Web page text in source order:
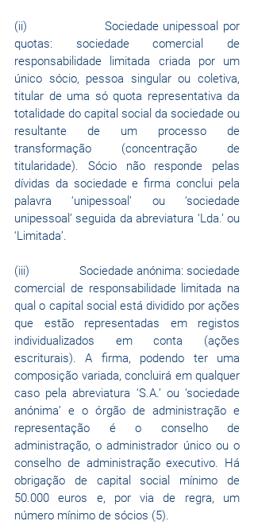
(ii)                 Sociedade unipessoal por
quotas: sociedade comercial de
responsabilidade limitada criada por um
único sócio, pessoa singular ou coletiva,
titular de uma só quota representativa da
totalidade do capital social da sociedade ou
resultante de um processo de
transformação (concentração de
titularidade). Sócio não responde pelas
dívidas da sociedade e firma conclui pela
palavra ‘unipessoal’ ou ‘sociedade
unipessoal’ seguida da abreviatura ‘Lda.’ ou
‘Limitada’.
(iii)               Sociedade anónima: sociedade
comercial de responsabilidade limitada na
qual o capital social está dividido por ações
que estão representadas em registos
individualizados em conta (ações
escriturais). A firma, podendo ter uma
composição variada, concluirá em qualquer
caso pela abreviatura ‘S.A.’ ou ‘sociedade
anónima’ e o órgão de administração e
representação é o conselho de
administração, o administrador único ou o
conselho de administração executivo. Há
obrigação de capital social mínimo de
50.000 euros e, por via de regra, um
número mínimo de sócios (5).